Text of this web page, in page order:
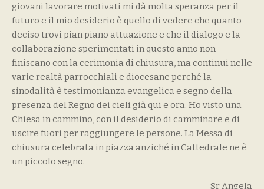
giovani lavorare motivati mi dà molta speranza per il
futuro e il mio desiderio è quello di vedere che quanto
deciso trovi pian piano attuazione e che il dialogo e la
collaborazione sperimentati in questo anno non
finiscano con la cerimonia di chiusura, ma continui nelle
varie realtà parrocchiali e diocesane perché la
sinodalità è testimonianza evangelica e segno della
presenza del Regno dei cieli già qui e ora. Ho visto una
Chiesa in cammino, con il desiderio di camminare e di
uscire fuori per raggiungere le persone. La Messa di
chiusura celebrata in piazza anziché in Cattedrale ne è
un piccolo segno.
Sr Angela